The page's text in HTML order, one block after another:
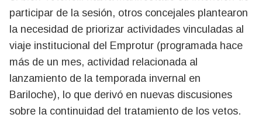
participar de la sesión, otros concejales plantearon
la necesidad de priorizar actividades vinculadas al
viaje institucional del Emprotur (programada hace
más de un mes, actividad relacionada al
lanzamiento de la temporada invernal en
Bariloche), lo que derivó en nuevas discusiones
sobre la continuidad del tratamiento de los vetos.